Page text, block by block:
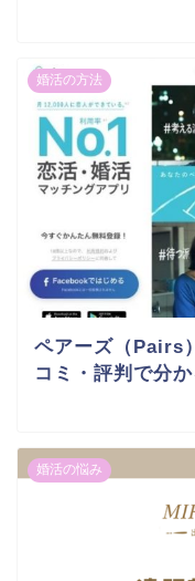
婚活の方法
ペアーズ（Pairs
コミ・評判で分
婚活の悩み